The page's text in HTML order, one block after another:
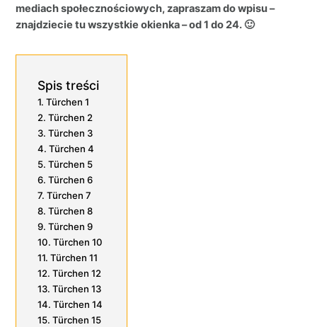
mediach społecznościowych, zapraszam do wpisu –
znajdziecie tu wszystkie okienka – od 1 do 24. 🙂
Spis treści
Türchen 1
Türchen 2
Türchen 3
Türchen 4
Türchen 5
Türchen 6
Türchen 7
Türchen 8
Türchen 9
Türchen 10
Türchen 11
Türchen 12
Türchen 13
Türchen 14
Türchen 15